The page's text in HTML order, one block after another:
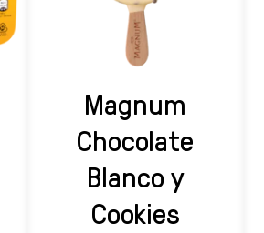
Magnum
Chocolate
Blanco y
Cookies